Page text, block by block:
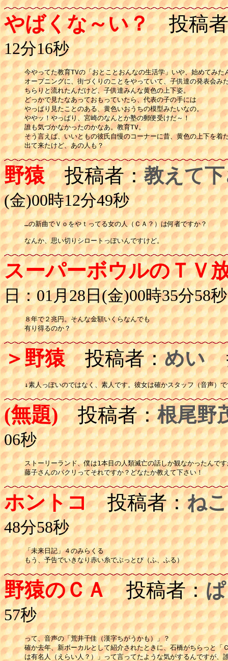
やばくな～い？投稿
12分16秒
今やってた教育TVの「おとことおんなの生活学」いや、始めてみた
オープニングに、街づくりのことをやっていて、子供達の発表会み
ちらりと流れたんだけど、子供達みんな黄色の上下姿。
どっかで見たなあっておもっていたら、代表の子の手には
やっぱり見たことのある、黄色いおうちの模型みたいなの。
ややッ！やっぱり、宮崎のなんとか塾の郵便受けだ～！
誰も気づかなかったのかなあ。教育TV。
そう言えば、いいともの彼氏自慢のコーナーに昔、黄色の上下を着
出て来たけど、あの人も？
野猿投稿者：教えて
(金)00時12分49秒
…の新曲でＶｏをやｔってる女の人（ＣＡ？）は何者ですか？
なんか、思い切りシロートっぽいんですけど。
スーパーボウルのＴＶ
日：01月28日(金)00時35分58秒
８年で２兆円。そんな金額いくらなんでも
有り得るのか？
＞野猿投稿者：めい
↓素人っぽいのではなく、素人です。彼女は確かスタッフ（音声）
(無題)投稿者：根尾野
06秒
ストーリーランド、僕は1本目の人類滅亡の話しか観なかったんで
藤子さんのパクリってそれですか？どなたか教えて下さい！
ホントコ投稿者：ね
48分58秒
「未来日記」４のみらくる
野猿のＣＡ投稿者：
57秒
って、音声の「荒井千佳（漢字ちがうかも）」？
確か去年、新ボーカルとして紹介されたときに、石橋がちらっと「
は有名人（えらい人？）」って言ってたような気がするんですが、